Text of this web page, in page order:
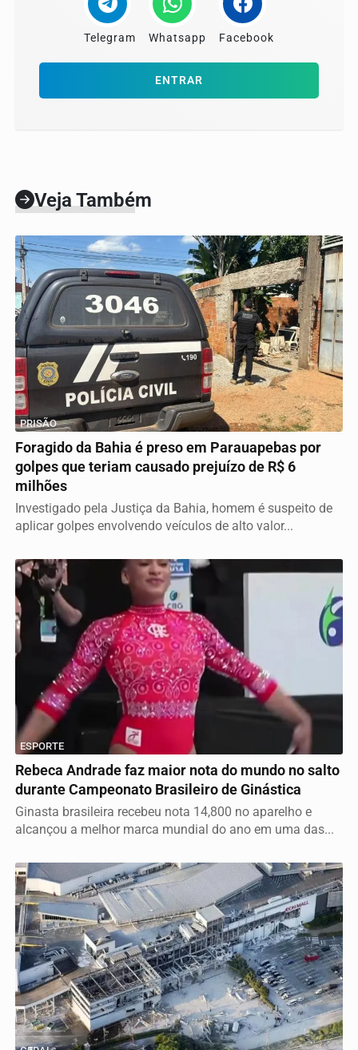
Telegram Whatsapp Facebook
ENTRAR
Veja Também
PRISÃO
Foragido da Bahia é preso em Parauapebas por
golpes que teriam causado prejuízo de R$ 6
milhões
Investigado pela Justiça da Bahia, homem é suspeito de
aplicar golpes envolvendo veículos de alto valor...
ESPORTE
Rebeca Andrade faz maior nota do mundo no salto
durante Campeonato Brasileiro de Ginástica
Ginasta brasileira recebeu nota 14,800 no aparelho e
alcançou a melhor marca mundial do ano em uma das...